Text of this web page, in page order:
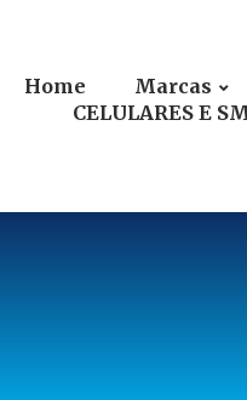
Home Marcas
CELULARES E